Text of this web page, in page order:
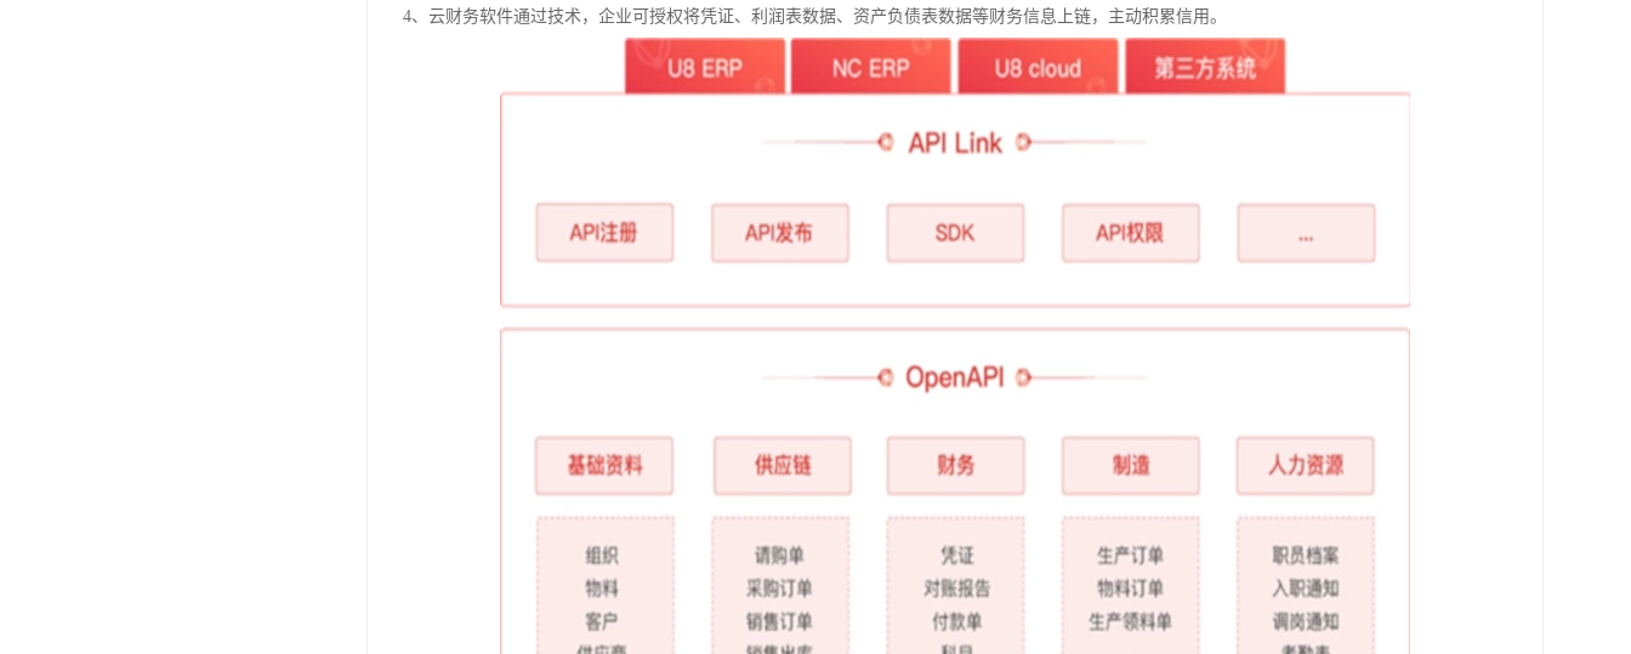
4、云财务软件通过技术，企业可授权将凭证、利润表数据、资产负债表数据等财务信息上链，主动积累信用。